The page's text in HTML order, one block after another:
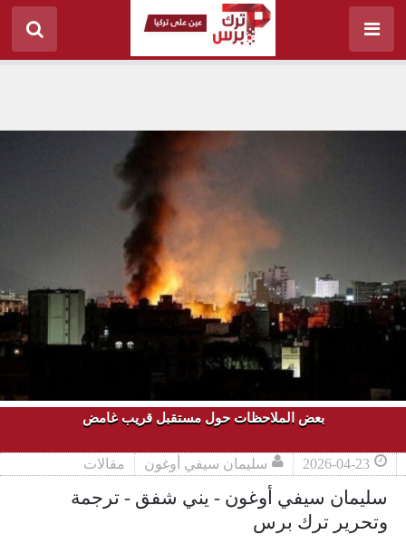
بعض الملاحظات حول مستقبل قريب غامض
2026-04-23 سليمان سيفي أوغون مقالات
سليمان سيفي أوغون - يني شفق - ترجمة
وتحرير ترك برس